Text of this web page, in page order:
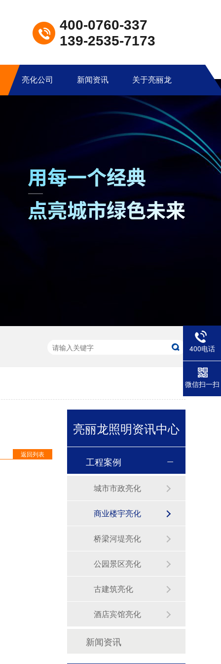
400-0760-337
139-2535-7173
亮化公司 新闻资讯 关于亮丽龙
返回列表
亮丽龙照明资讯中心
工程案例
城市市政亮化
商业楼宇亮化
桥梁河堤亮化
公园景区亮化
古建筑亮化
酒店宾馆亮化
新闻资讯
400电话
微信扫一扫